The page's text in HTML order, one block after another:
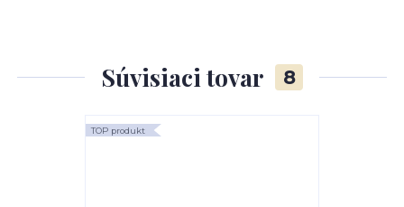
Súvisiaci tovar 8
TOP produkt